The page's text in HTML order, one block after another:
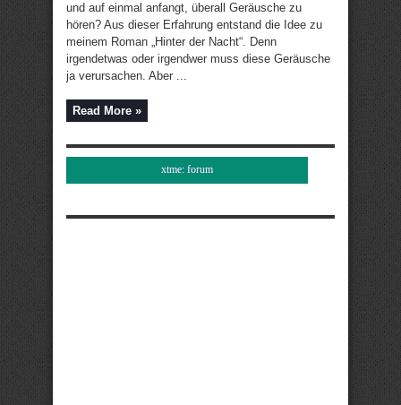
und auf einmal anfangt, überall Geräusche zu
hören? Aus dieser Erfahrung entstand die Idee zu
meinem Roman „Hinter der Nacht“. Denn
irgendetwas oder irgendwer muss diese Geräusche
ja verursachen. Aber ...
Read More »
xtme: forum